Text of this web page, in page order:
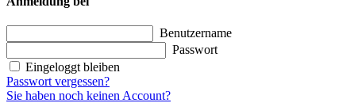
Benutzername
Passwort
Eingeloggt bleiben
Passwort vergessen?
Sie haben noch keinen Account?